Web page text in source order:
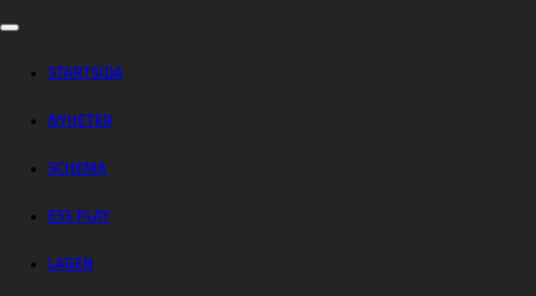
STARTSIDA
NYHETER
SCHEMA
ESS PLAY
LAGEN
Viktig seger för
Dackarna –
Rospiggarna tog
bonusen